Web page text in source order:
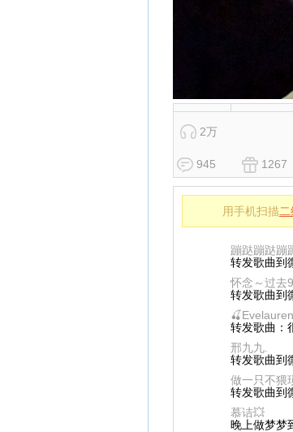
2万
945 1267
用手机扫描
蹦跶蹦跶蹦
转发歌曲到
怀念～过去
转发歌曲到
转发歌曲：
邢九九.
转发歌曲到
做一只不猥
转发歌曲到
慕诘💥
晚上做梦梦